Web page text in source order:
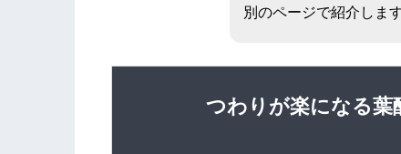
別のページで紹介しま
つわりが楽になる